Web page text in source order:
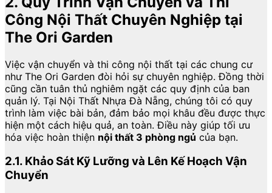
Công Nội Thất Chuyên Nghiệp tại
The Ori Garden
Việc vận chuyển và thi công nội thất tại các chung cư
như The Ori Garden đòi hỏi sự chuyên nghiệp. Đồng thời
cũng cần tuân thủ nghiêm ngặt các quy định của ban
quản lý. Tại Nội Thất Nhựa Đà Nẵng, chúng tôi có quy
trình làm việc bài bản, đảm bảo mọi khâu đều được thực
hiện một cách hiệu quả, an toàn. Điều này giúp tối ưu
hóa việc hoàn thiện nội thất 3 phòng ngủ của bạn.
2.1. Khảo Sát Kỹ Lưỡng và Lên Kế Hoạch Vận
Chuyển